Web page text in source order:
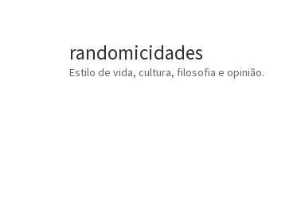
randomicidades
Estilo de vida, cultura, filosofia e opinião.